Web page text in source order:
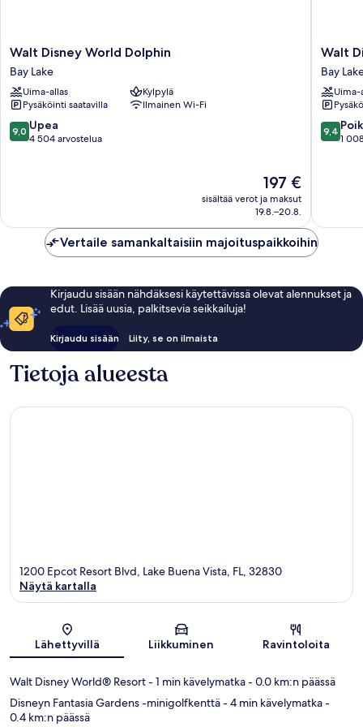
Walt
Disney
World
Dolphin
Bay
Lake
Walt Disney World Dolphin
Bay Lake
Uima-allas
Kylpylä
Pysäköinti saatavilla
Ilmainen Wi-Fi
9.0
kautta
9,0 Upea
4 504 arvostelua
Hinta
on
197 €
197 €
sisältää verot ja maksut
19.8.–20.8.
Walt
Disney
World
Swan
Reserve
Bay
Lake
Walt
Bay
Uima-
9.4
kautta
9,4
1
Vertaile samankaltaisiin majoituspaikkoihin
Kirjaudu sisään nähdäksesi käytettävissä olevat alennukset ja
edut. Lisää uusia, palkitsevia seikkailuja!
Kirjaudu sisään Liity, se on ilmaista
Tietoja alueesta
Kartta
1200 Epcot Resort Blvd, Lake Buena Vista, FL, 32830
Näytä kartalla
Lähettyvillä Liikkuminen Ravintoloita
Walt Disney World® Resort- 1 min kävelymatka- 0.0 km:n päässä
Disneyn Fantasia Gardens -minigolfkenttä- 4 min kävelymatka-
0.4 km:n päässä